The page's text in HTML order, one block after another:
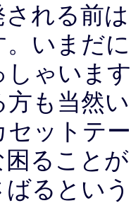
れる前
。いまだ
しゃいま
方も当然
セットテ
困ること
るとい